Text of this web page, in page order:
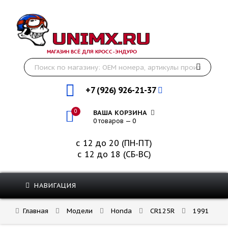
МАГАЗИН ВСЁ ДЛЯ КРОСС-ЭНДУРО
+7 (926) 926-21-37
0 ВАША КОРЗИНА
0 товаров — 0
с 12 до 20 (ПН-ПТ)
с 12 до 18 (СБ-ВС)
НАВИГАЦИЯ
Главная Модели Honda CR125R 1991